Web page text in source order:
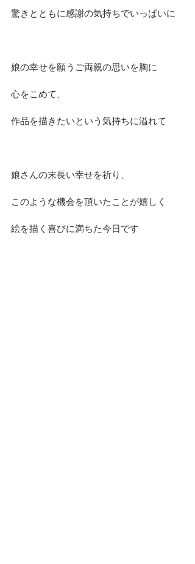
驚きとともに感謝の気持ちでいっぱいに
娘の幸せを願うご両親の思いを胸に
心をこめて、
作品を描きたいという気持ちに溢れて
娘さんの末長い幸せを祈り、
このような機会を頂いたことが嬉しく
絵を描く喜びに満ちた今日です